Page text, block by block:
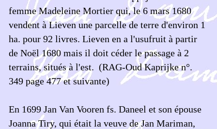
femme Madeleine Mortier qui, le 6 mars 1680
vendent à Lieven une parcelle de terre d'environ 1
ha. pour 92 livres. Lieven en a l'usufruit à partir
de Noël 1680 mais il doit céder le passage à 2
terrains, situés à l'est. (RAG-Oud Kaprijke n°.
349 page 477 et suivante)
En 1699 Jan Van Vooren fs. Daneel et son épouse
Joanna Tiry, qui était la veuve de Jan Mariman,